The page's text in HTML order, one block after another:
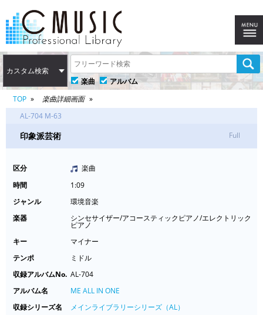
カスタム検索
楽曲
アルバム
TOP
楽曲詳細画面
AL-704 M-63
印象派芸術 Full
区分
楽曲
時間
1:09
ジャンル
環境音楽
楽器
シンセサイザー/アコースティックピアノ/エレクトリック
ピアノ
キー
マイナー
テンポ
ミドル
収録アルバムNo. AL-704
アルバム名
ME ALL IN ONE
収録シリーズ名
メインライブラリーシリーズ（AL）